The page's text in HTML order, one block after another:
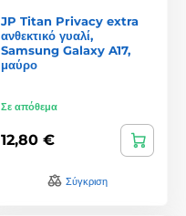
JP Titan Privacy extra
ανθεκτικό γυαλί,
Samsung Galaxy A17,
μαύρο
Σε απόθεμα
12,80 €
Σύγκριση